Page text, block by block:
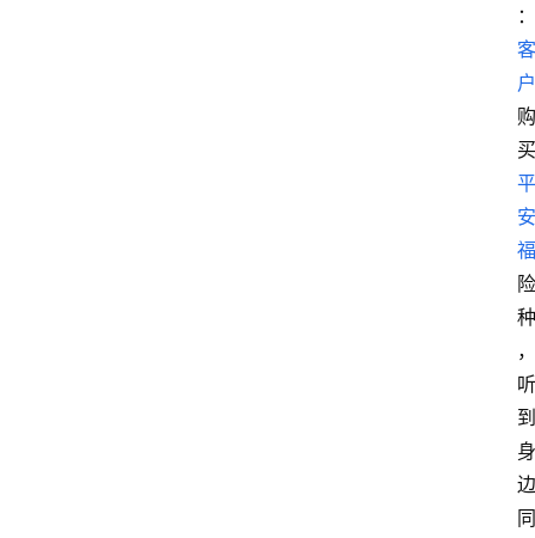
：
客
户
购
买
平
安
福
险
种
，
听
到
身
边
同